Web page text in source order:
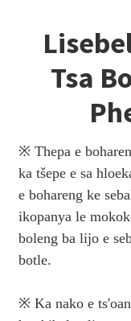
Tsa
※ Thepa e
ka tšepe e sa
e bohareng ke
ikopanya le
boleng ba lijo e
botle.
※ Ka nako e